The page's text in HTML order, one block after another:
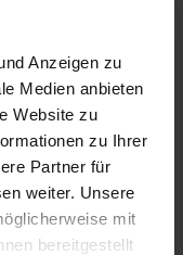
Anzeigen zu
Medien anbieten
Website zu
zu Ihrer
Partner für
weiter. Unsere
mit
bereitgestellt